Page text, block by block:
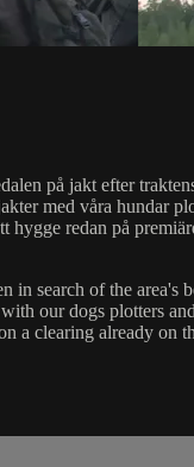
på jakt efter
med våra hundar
hygge redan på
in search of the area's
our dogs plotters
a clearing already on